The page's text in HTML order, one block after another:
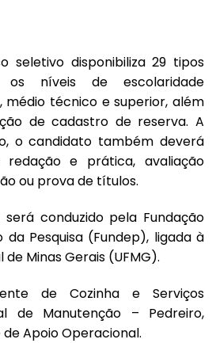
seletivo disponibiliza 29 tipos
níveis de escolaridade
médio técnico e superior, além
de cadastro de reserva. A
o candidato também deverá
e prática, avaliação
ou prova de títulos.
conduzido pela Fundação
da Pesquisa (Fundep), ligada à
Minas Gerais (UFMG).
de Cozinha e Serviços
de Manutenção – Pedreiro,
Apoio Operacional.